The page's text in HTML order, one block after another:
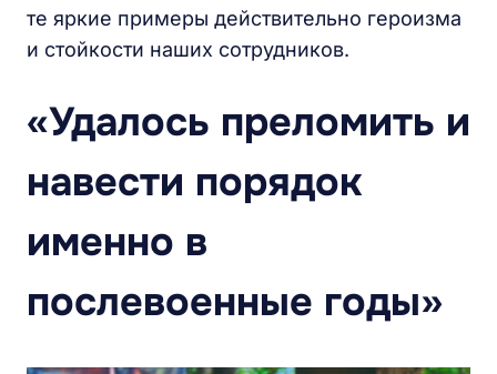
те яркие примеры действительно героизма
и стойкости наших сотрудников.
«Удалось преломить и
навести порядок
именно в
послевоенные годы»